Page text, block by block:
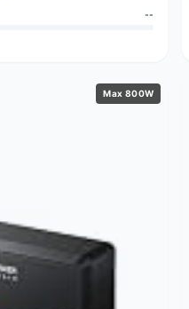
--
Max 800W